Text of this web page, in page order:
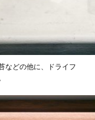
などの他に、ドライフ